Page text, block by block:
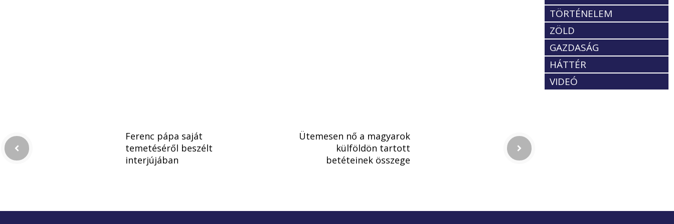
TÖRTÉNELEM
ZÖLD
GAZDASÁG
HÁTTÉR
VIDEÓ
Ferenc pápa saját
temetéséről beszélt
interjújában
Ütemesen nő a magyarok
külföldön tartott
betéteinek összege